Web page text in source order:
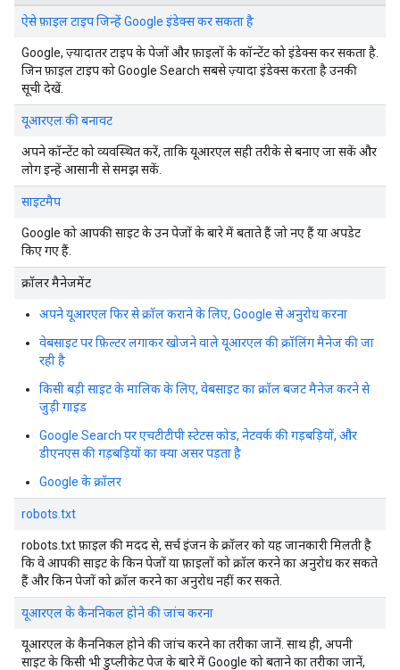
ऐसे फ़ाइल टाइप जिन्हें Google इंडेक्स कर सकता है
Google, ज़्यादातर टाइप के पेजों और फ़ाइलों के कॉन्टेंट को इंडेक्स कर सकता है.
जिन फ़ाइल टाइप को Google Search सबसे ज़्यादा इंडेक्स करता है उनकी
सूची देखें.
यूआरएल की बनावट
अपने कॉन्टेंट को व्यवस्थित करें, ताकि यूआरएल सही तरीके से बनाए जा सकें और
लोग इन्हें आसानी से समझ सकें.
साइटमैप
Google को आपकी साइट के उन पेजों के बारे में बताते हैं जो नए हैं या अपडेट
किए गए हैं.
क्रॉलर मैनेजमेंट
अपने यूआरएल फिर से क्रॉल कराने के लिए, Google से अनुरोध करना
वेबसाइट पर फ़िल्टर लगाकर खोजने वाले यूआरएल की क्रॉलिंग मैनेज की जा
रही है
किसी बड़ी साइट के मालिक के लिए, वेबसाइट का क्रॉल बजट मैनेज करने से
जुड़ी गाइड
Google Search पर एचटीटीपी स्टेटस कोड, नेटवर्क की गड़बड़ियों, और
डीएनएस की गड़बड़ियों का क्या असर पड़ता है
Google के क्रॉलर
robots.txt
robots.txt फ़ाइल की मदद से, सर्च इंजन के क्रॉलर को यह जानकारी मिलती है
कि वे आपकी साइट के किन पेजों या फ़ाइलों को क्रॉल करने का अनुरोध कर सकते
हैं और किन पेजों को क्रॉल करने का अनुरोध नहीं कर सकते.
यूआरएल के कैननिकल होने की जांच करना
यूआरएल के कैननिकल होने की जांच करने का तरीका जानें. साथ ही, अपनी
साइट के किसी भी डुप्लीकेट पेज के बारे में Google को बताने का तरीका जानें,